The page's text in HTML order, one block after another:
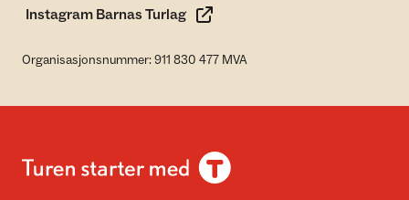
Instagram Barnas Turlag
Organisasjonsnummer: 911 830 477 MVA